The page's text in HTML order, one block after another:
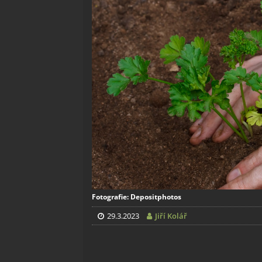
Fotografie: Depositphotos
29.3.2023 Jiří Kolář